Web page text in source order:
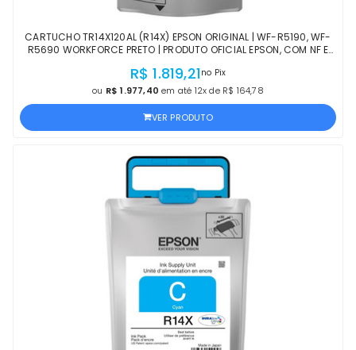
CARTUCHO TR14X120AL (R14X) EPSON ORIGINAL | WF-R5190, WF-
R5690 WORKFORCE PRETO | PRODUTO OFICIAL EPSON, COM NF E
R$ 1.819,21no Pix
ou R$ 1.977,40 em até 12x de R$ 164,78
VER PRODUTO